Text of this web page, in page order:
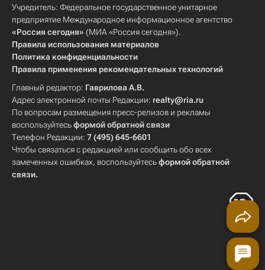
Учредитель: Федеральное государственное унитарное
предприятие Международное информационное агентство
«Россия сегодня» (МИА «Россия сегодня»).
Правила использования материалов
Политика конфиденциальности
Правила применения рекомендательных технологий
Главный редактор: Гаврилова А.В.
Адрес электронной почты Редакции: realty@ria.ru
По вопросам размещения пресс-релизов и рекламы
воспользуйтесьформой обратной связи
Телефон Редакции: 7 (495) 645-6601
Чтобы связаться с редакцией или сообщить обо всех
замеченных ошибках, воспользуйтесьформой обратной
связи.